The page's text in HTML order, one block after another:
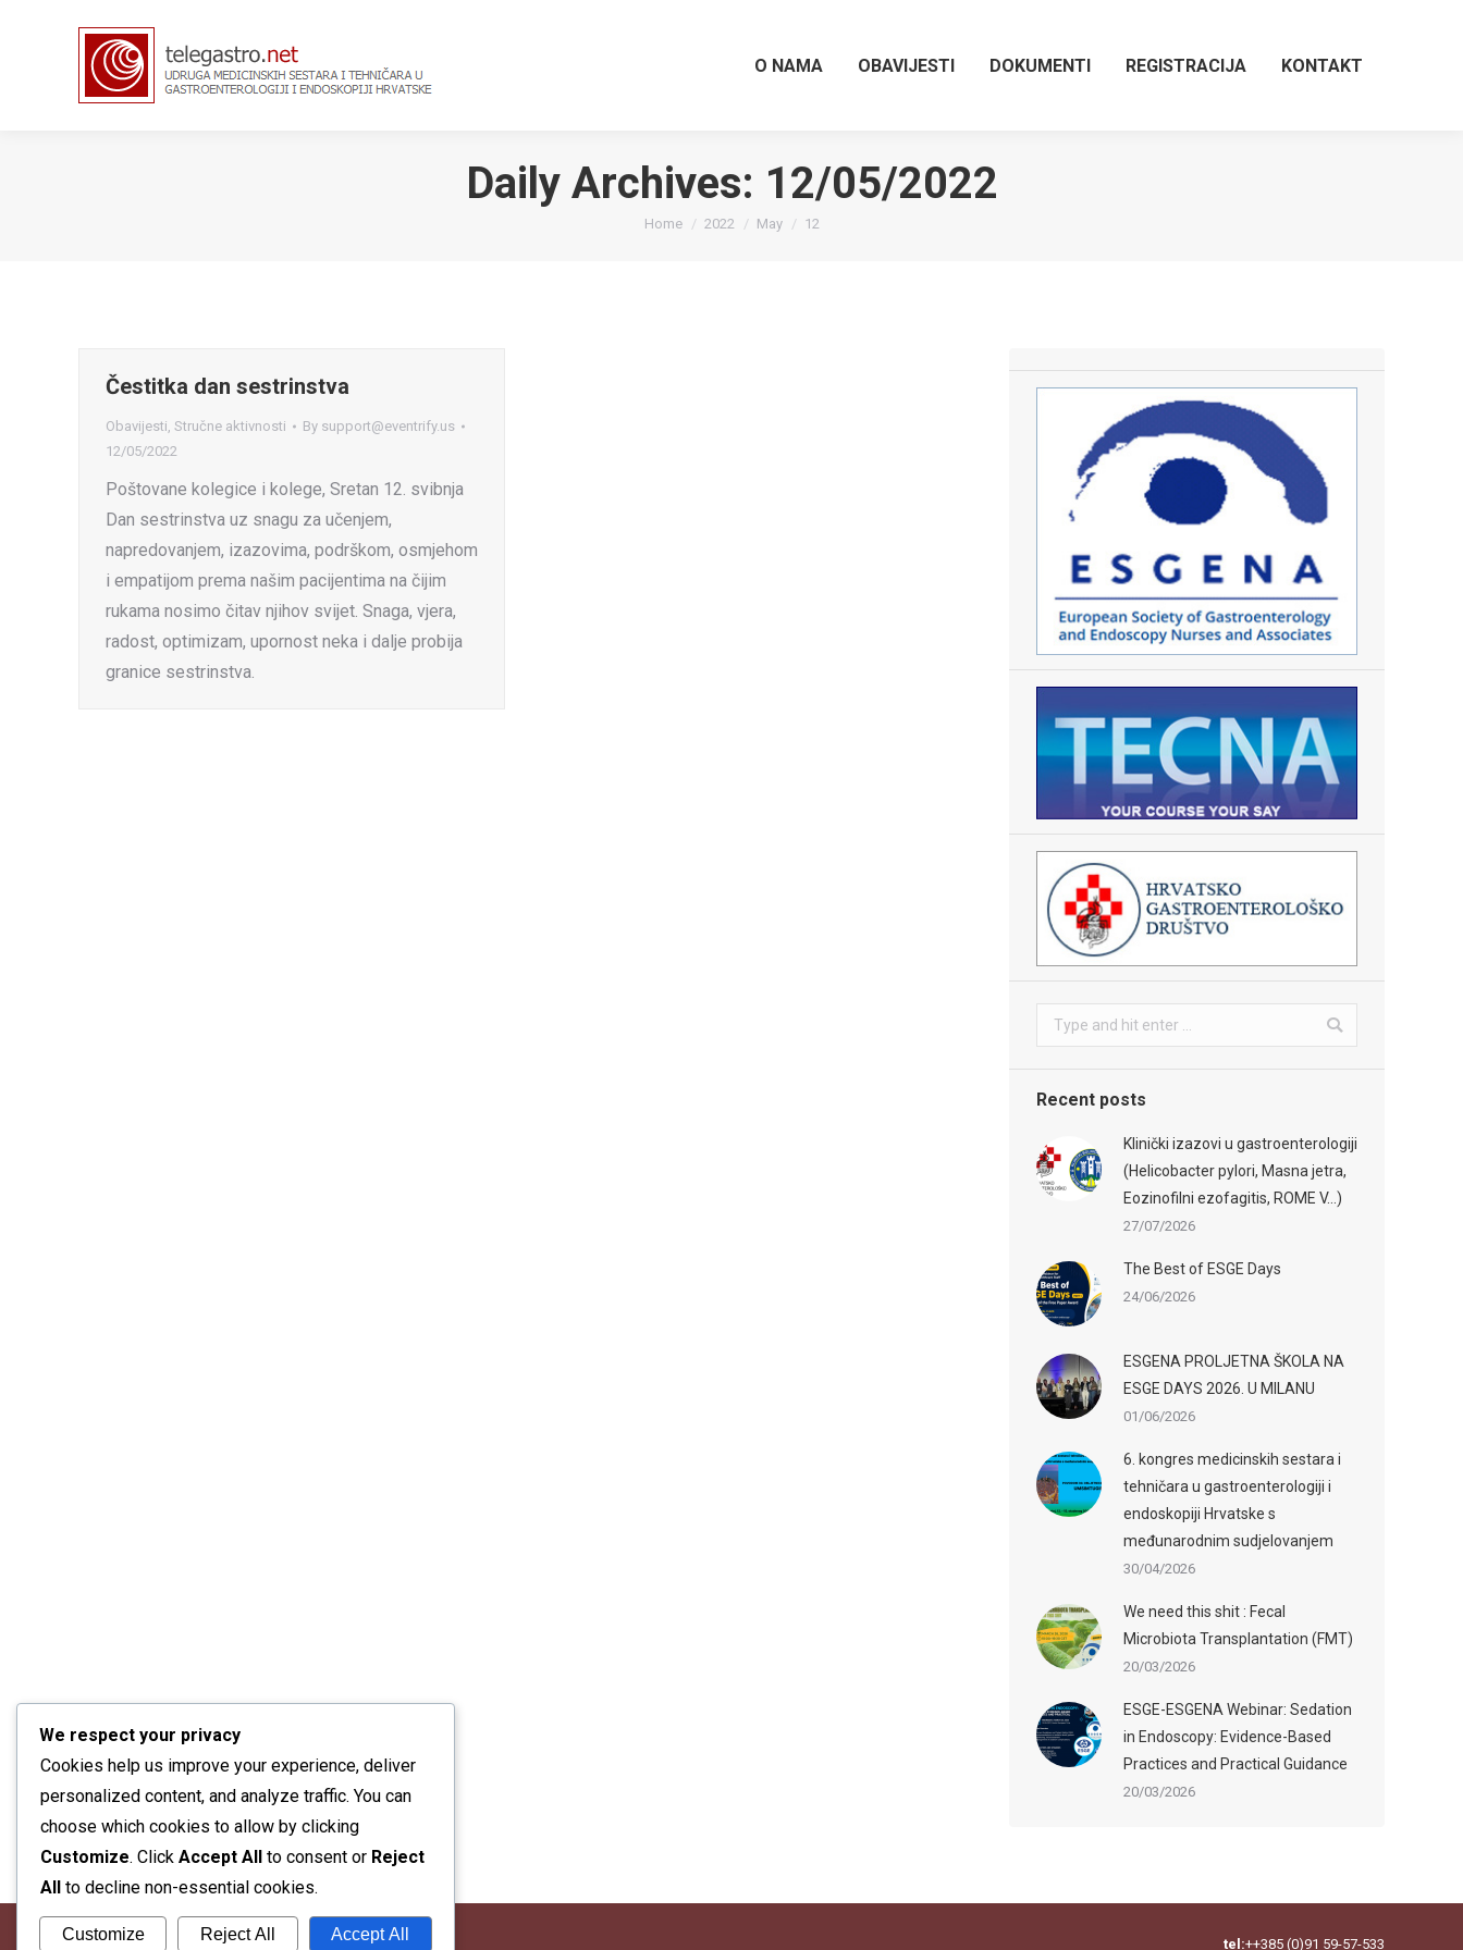
O NAMA OBAVIJESTI DOKUMENTI REGISTRACIJA KONTAKT
Daily Archives: 12/05/2022
You are here:
Home 2022 May 12
Čestitka dan sestrinstva
Obavijesti, Stručne aktivnosti By support@eventrify.us
12/05/2022
Poštovane kolegice i kolege, Sretan 12. svibnja
Dan sestrinstva uz snagu za učenjem,
napredovanjem, izazovima, podrškom, osmjehom
i empatijom prema našim pacijentima na čijim
rukama nosimo čitav njihov svijet. Snaga, vjera,
radost, optimizam, upornost neka i dalje probija
granice sestrinstva.
Search:
Recent posts
Klinički izazovi u gastroenterologiji
(Helicobacter pylori, Masna jetra,
Eozinofilni ezofagitis, ROME V…)
27/07/2026
The Best of ESGE Days
24/06/2026
ESGENA PROLJETNA ŠKOLA NA
ESGE DAYS 2026. U MILANU
01/06/2026
6. kongres medicinskih sestara i
tehničara u gastroenterologiji i
endoskopiji Hrvatske s
međunarodnim sudjelovanjem
30/04/2026
We need this shit : Fecal
Microbiota Transplantation (FMT)
20/03/2026
ESGE-ESGENA Webinar: Sedation
in Endoscopy: Evidence-Based
Practices and Practical Guidance
20/03/2026
tel:++385 (0)91 59-57-533
We respect your privacy
Cookies help us improve your experience, deliver
personalized content, and analyze traffic. You can
choose which cookies to allow by clicking
Customize. Click Accept All to consent or Reject
All
to decline non-essential cookies.
Customize Reject All Accept All